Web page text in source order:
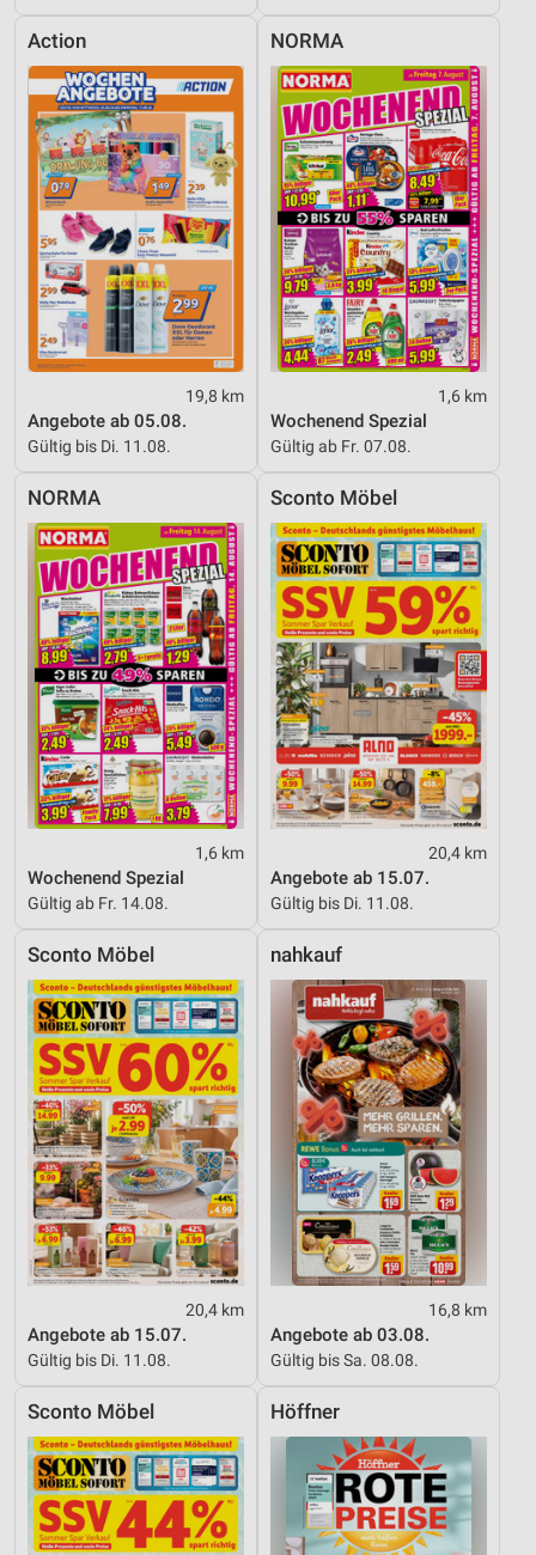
Action
19,8 km
Angebote ab 05.08.
Gültig bis Di. 11.08.
NORMA
1,6 km
Wochenend Spezial
Gültig ab Fr. 07.08.
NORMA
1,6 km
Wochenend Spezial
Gültig ab Fr. 14.08.
Sconto Möbel
20,4 km
Angebote ab 15.07.
Gültig bis Di. 11.08.
Sconto Möbel
20,4 km
Angebote ab 15.07.
Gültig bis Di. 11.08.
nahkauf
16,8 km
Angebote ab 03.08.
Gültig bis Sa. 08.08.
Sconto Möbel Höffner